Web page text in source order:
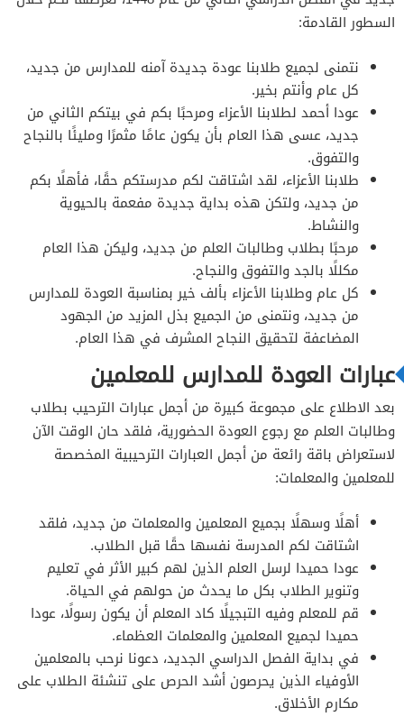
السطور القادمة:
نتمنى لجميع طلابنا عودة جديدة آمنه للمدارس من جديد،
كل عام وأنتم بخير.
عودا أحمد لطلابنا الأعزاء ومرحبًا بكم في بيتكم الثاني من
جديد، عسى هذا العام بأن يكون عامًا مثمرًا ومليئًا بالنجاح
والتفوق.
طلابنا الأعزاء، لقد اشتاقت لكم مدرستكم حقًا، فأهلًا بكم
من جديد، ولتكن هذه بداية جديدة مفعمة بالحيوية
والنشاط.
مرحبًا بطلاب وطالبات العلم من جديد، وليكن هذا العام
مكللًا بالجد والتفوق والنجاح.
كل عام وطلابنا الأعزاء بألف خير بمناسبة العودة للمدارس
من جديد، ونتمنى من الجميع بذل المزيد من الجهود
المضاعفة لتحقيق النجاح المشرف في هذا العام.
عبارات العودة للمدارس للمعلمين
بعد الاطلاع على مجموعة كبيرة من أجمل عبارات الترحيب بطلاب
وطالبات العلم مع رجوع العودة الحضورية، فلقد حان الوقت الآن
لاستعراض باقة رائعة من أجمل العبارات الترحيبية المخصصة
للمعلمين والمعلمات:
أهلًا وسهلًا بجميع المعلمين والمعلمات من جديد، فلقد
اشتاقت لكم المدرسة نفسها حقًا قبل الطلاب.
عودا حميدا لرسل العلم الذين لهم كبير الأثر في تعليم
وتنوير الطلاب بكل ما يحدث من حولهم في الحياة.
قم للمعلم وفيه التبجيلًا كاد المعلم أن يكون رسولًا، عودا
حميدا لجميع المعلمين والمعلمات العظماء.
في بداية الفصل الدراسي الجديد، دعونا نرحب بالمعلمين
الأوفياء الذين يحرصون أشد الحرص على تنشئة الطلاب على
مكارم الأخلاق.